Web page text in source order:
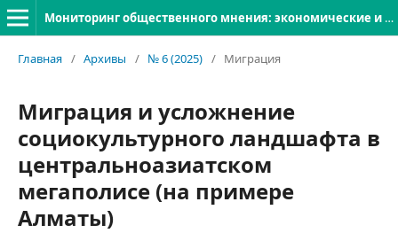
Мониторинг общественного мнения: экономические и социальные перемены
Главная / Архивы / № 6 (2025) / Миграция
Миграция и усложнение
социокультурного ландшафта в
центральноазиатском
мегаполисе (на примере
Алматы)